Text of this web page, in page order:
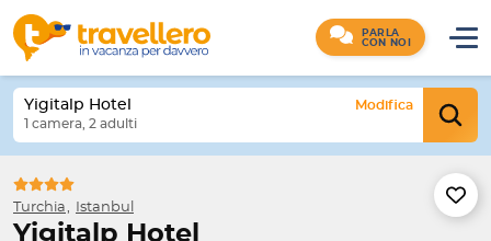
PARLA
CON NOI
Yigitalp Hotel
Modifica
1 camera, 2 adulti
Turchia Istanbul
Yigitalp Hotel